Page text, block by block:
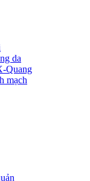
da
Quang
mạch